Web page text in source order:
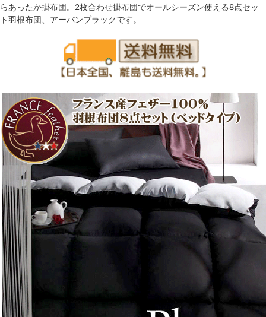
らあったか掛布団。2枚合わせ掛布団でオールシーズン使える8点セッ
ト羽根布団、アーバンブラックです。